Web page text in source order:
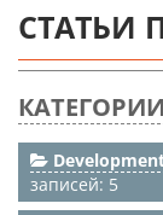
СТАТЬИ
записей: 5